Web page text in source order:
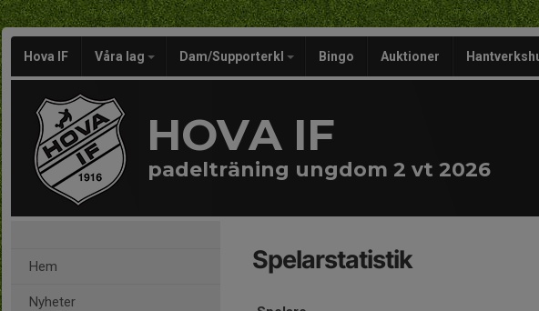
Hova IF Våra lag Dam/Supporterkl Bingo Auktioner
HOVA IF
padelträning ungdom 2 vt 2026
Hem
Nyheter
Spelarstatistik